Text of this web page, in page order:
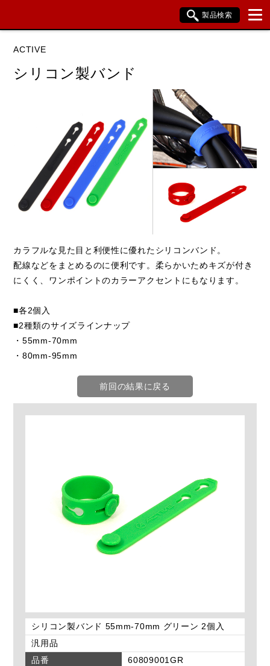
製品検索
データを準備しています。
閉じる
ACTIVE
シリコン製バンド
カラフルな見た目と利便性に優れたシリコンバンド。
配線などをまとめるのに便利です。柔らかいためキズが付き
にくく、ワンポイントのカラーアクセントにもなります。
■各2個入
■2種類のサイズラインナップ
・55mm-70mm
・80mm-95mm
前回の結果に戻る
シリコン製バンド 55mm-70mm グリーン 2個入
汎用品
品番
60809001GR